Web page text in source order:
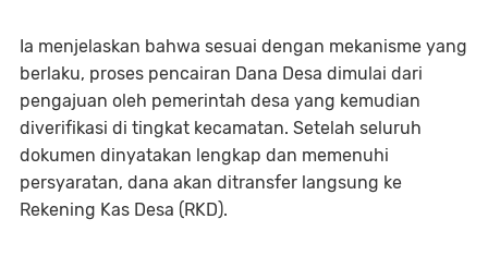
Ia menjelaskan bahwa sesuai dengan mekanisme yang
berlaku, proses pencairan Dana Desa dimulai dari
pengajuan oleh pemerintah desa yang kemudian
diverifikasi di tingkat kecamatan. Setelah seluruh
dokumen dinyatakan lengkap dan memenuhi
persyaratan, dana akan ditransfer langsung ke
Rekening Kas Desa (RKD).